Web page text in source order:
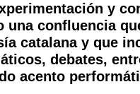
y
una confluencia
catalana y que
debates,
acento